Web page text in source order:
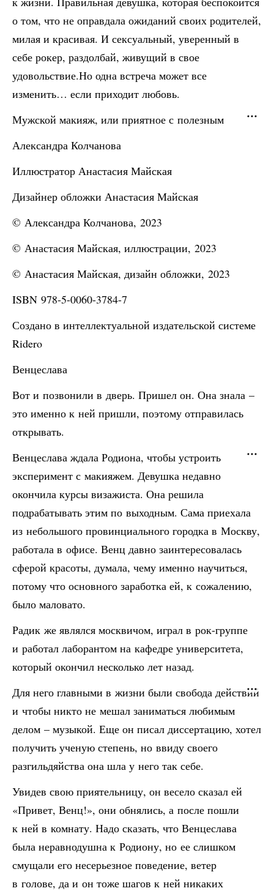
о том, что не оправдала ожиданий своих родителей,
милая и красивая. И сексуальный, уверенный в
себе рокер, раздолбай, живущий в свое
удовольствие.Но одна встреча может все
изменить… если приходит любовь.
Мужской макияж, или приятное с полезным
Александра Колчанова
Иллюстратор Анастасия Майская
Дизайнер обложки Анастасия Майская
© Александра Колчанова, 2023
© Анастасия Майская, иллюстрации, 2023
© Анастасия Майская, дизайн обложки, 2023
ISBN 978-5-0060-3784-7
Создано в интеллектуальной издательской системе
Ridero
Венцеслава
Вот и позвонили в дверь. Пришел он. Она знала –
это именно к ней пришли, поэтому отправилась
открывать.
Венцеслава ждала Родиона, чтобы устроить
эксперимент с макияжем. Девушка недавно
окончила курсы визажиста. Она решила
подрабатывать этим по выходным. Сама приехала
из небольшого провинциального городка в Москву,
работала в офисе. Венц давно заинтересовалась
сферой красоты, думала, чему именно научиться,
потому что основного заработка ей, к сожалению,
было маловато.
Радик же являлся москвичом, играл в рок-группе
и работал лаборантом на кафедре университета,
который окончил несколько лет назад.
Для него главными в жизни были свобода действий
и чтобы никто не мешал заниматься любимым
делом – музыкой. Еще он писал диссертацию, хотел
получить ученую степень, но ввиду своего
разгильдяйства она шла у него так себе.
Увидев свою приятельницу, он весело сказал ей
«Привет, Венц!», они обнялись, а после пошли
к ней в комнату. Надо сказать, что Венцеслава
была неравнодушна к Родиону, но ее слишком
смущали его несерьезное поведение, ветер
в голове, да и он тоже шагов к ней никаких